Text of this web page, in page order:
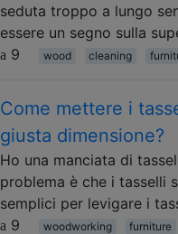
seduta troppo a lungo
essere un segno sulla
9
wood cleaning
Come mettere i
giusta dimensione?
Ho una manciata di
problema è che i tasselli
semplici per levigare i
9
woodworking furniture